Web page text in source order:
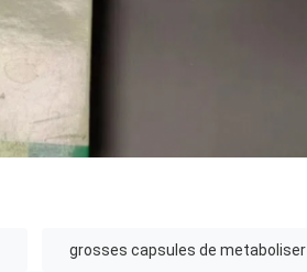
grosses capsules de metaboliser